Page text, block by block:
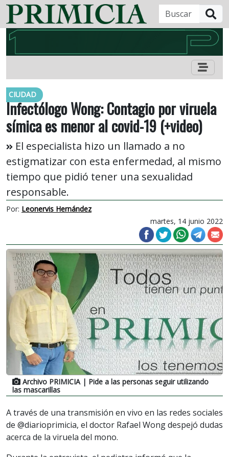
CIUDAD
Infectólogo Wong: Contagio por viruela
símica es menor al covid-19 (+video)
El especialista hizo un llamado a no
estigmatizar con esta enfermedad, al mismo
tiempo que pidió tener una sexualidad
responsable.
Por: Leonervis Hernández
martes, 14 junio 2022
Archivo PRIMICIA | Pide a las personas seguir utilizando
las mascarillas
A través de una transmisión en vivo en las redes sociales
de @diarioprimicia, el doctor Rafael Wong despejó dudas
acerca de la viruela del mono.